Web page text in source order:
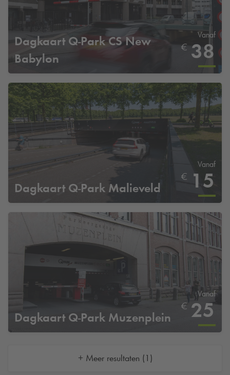
Dagkaart Q-ParkCS New
Babylon
Vanaf
€ 38
Dagkaart Q-Park Malieveld
Vanaf
€ 15
Dagkaart Q-Park Muzenplein
Vanaf
€ 25
+ Meer resultaten (1)